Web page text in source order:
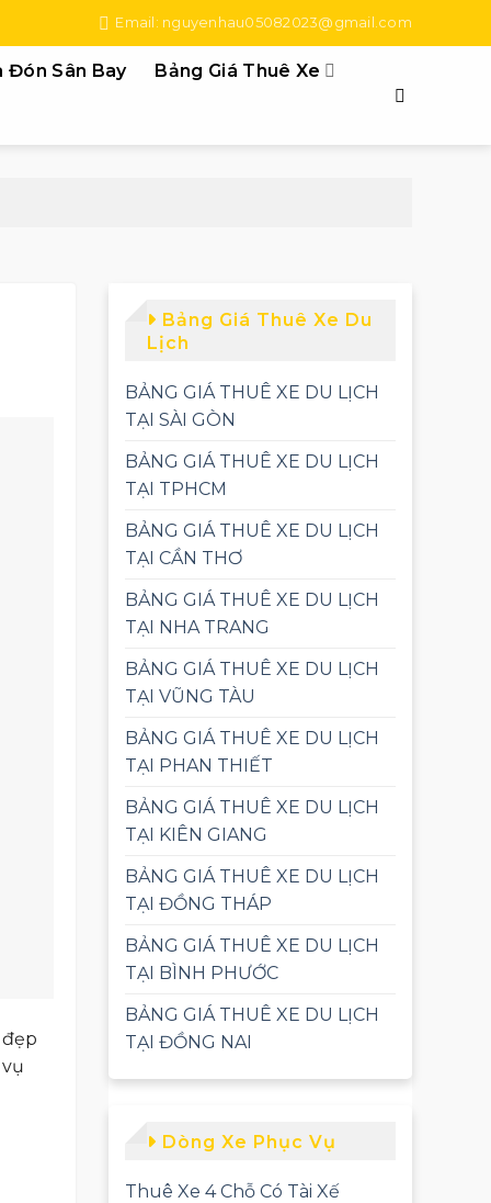
Email: nguyenhau05082023@gmail.com
Đón Sân Bay Bảng Giá Thuê Xe
Bảng Giá Thuê Xe Du
Lịch
BẢNG GIÁ THUÊ XE DU LỊCH
TẠI SÀI GÒN
BẢNG GIÁ THUÊ XE DU LỊCH
TẠI TPHCM
BẢNG GIÁ THUÊ XE DU LỊCH
TẠI CẦN THƠ
BẢNG GIÁ THUÊ XE DU LỊCH
TẠI NHA TRANG
BẢNG GIÁ THUÊ XE DU LỊCH
TẠI VŨNG TÀU
BẢNG GIÁ THUÊ XE DU LỊCH
TẠI PHAN THIẾT
BẢNG GIÁ THUÊ XE DU LỊCH
TẠI KIÊN GIANG
BẢNG GIÁ THUÊ XE DU LỊCH
TẠI ĐỒNG THÁP
BẢNG GIÁ THUÊ XE DU LỊCH
TẠI BÌNH PHƯỚC
BẢNG GIÁ THUÊ XE DU LỊCH
TẠI ĐỒNG NAI
Dòng Xe Phục Vụ
Thuê Xe 4 Chỗ Có Tài Xế